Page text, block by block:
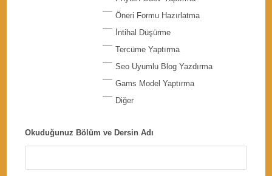
Öneri Formu Hazırlatma
İntihal Düşürme
Tercüme Yaptırma
Seo Uyumlu Blog Yazdırma
Gams Model Yaptırma
Diğer
Okuduğunuz Bölüm ve Dersin Adı